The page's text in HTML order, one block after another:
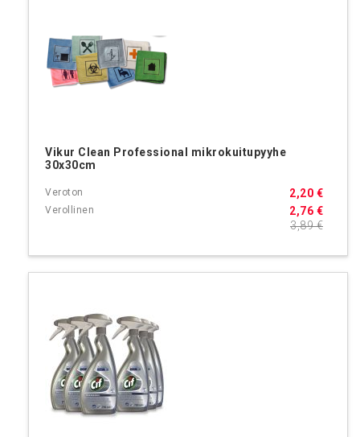
Vikur Clean Professional mikrokuitupyyhe
30x30cm
2,76 €
2,20 €
3,89 €